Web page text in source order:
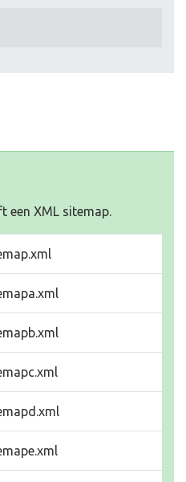
een XML sitemap.